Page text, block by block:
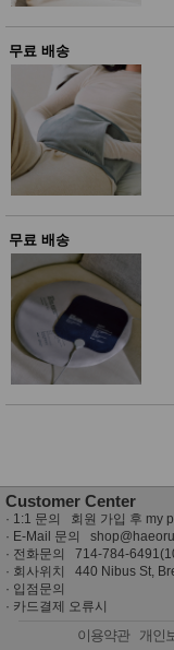
기브랜
드
보관용
조리용
품
주방소
품
면류
양념/소
스/가루
건조식
농산품
유
아
놀이방
매트
DIY
유아 이
유식
아기띠/
외출용
품
건강/미
용/식기
무료 배송
무료 배송
Customer Center
· 1:1 문의 회원 가입 후 my
· E-Mail 문의
· 전화문의 714-784-
· 회사위치 440 Nibus St,
· 입점문의
· 카드결제 오류시
이용약관 개인